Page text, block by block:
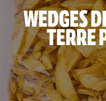
WEDGES
TERRE